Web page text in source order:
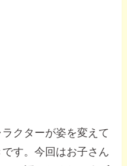
クターが姿を変えて
す。今回はお子さん